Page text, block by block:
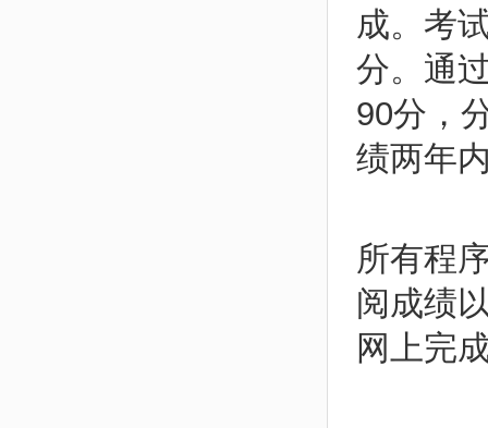
成。考
分。通
90分，
绩两年
所有程
阅成绩
网上完